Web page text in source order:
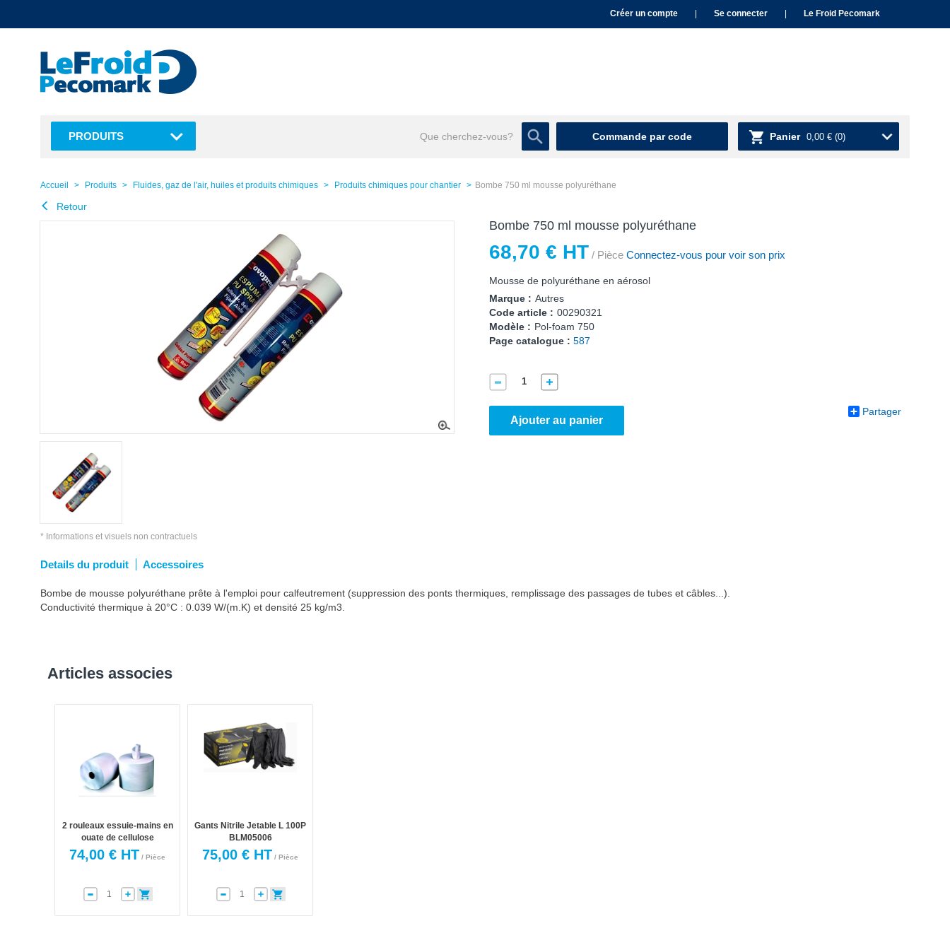
Créer un compte Se connecter Le Froid Pecomark
Commande par code Panier 0,00 € (0)
PRODUITS
Accueil Produits Fluides, gaz de l'air, huiles et produits chimiques Produits chimiques pour chantier Bombe 750 ml mousse polyuréthane
Retour
* Informations et visuels non contractuels
Details du produit Accessoires
Bombe 750 ml mousse polyuréthane
68,70 € HT / Pièce Connectez-vous pour voir son prix
Mousse de polyuréthane en aérosol
Marque : Autres
Code article : 00290321
Modèle : Pol-foam 750
Page catalogue : 587
Ajouter au panier
Partager
Bombe de mousse polyuréthane prête à l'emploi pour calfeutrement (suppression des ponts thermiques, remplissage des passages de tubes et câbles...).
Conductivité thermique à 20°C : 0.039 W/(m.K) et densité 25 kg/m3.
Articles associes
2 rouleaux essuie-mains en
ouate de cellulose
74,00 € HT / Pièce
Gants Nitrile Jetable L 100P
BLM05006
75,00 € HT / Pièce